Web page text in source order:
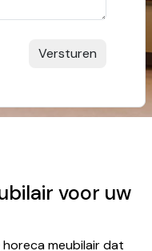
voor uw
meubilair dat